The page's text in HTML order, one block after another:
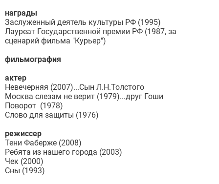
награды
Заслуженный деятель культуры РФ (1995)
Лауреат Государственной премии РФ (1987, за
сценарий фильма "Курьер")
фильмография
актер
Невечерняя (2007)...Сын Л.Н.Толстого
Москва слезам не верит (1979)...друг Гоши
Поворот (1978)
Слово для защиты (1976)
режиссер
Тени Фаберже (2008)
Ребята из нашего города (2003)
Чек (2000)
Сны (1993)